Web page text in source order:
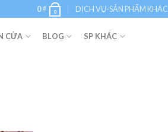
0₫ 0 DỊCH VỤ-SẢN PHẨM KHÁC
CỬA BLOG SP KHÁC